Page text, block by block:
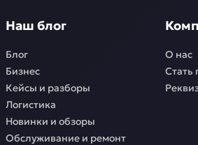
Наш блог
Блог
Бизнес
Кейсы и разборы
Логистика
Новинки и обзоры
Обслуживание и ремонт
О нас
Стать